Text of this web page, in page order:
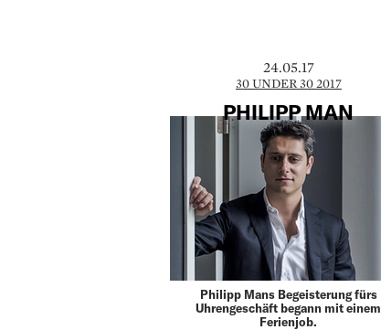
24.05.17
30 UNDER 30 2017
PHILIPP MAN
Philipp Mans Begeisterung fürs
Uhrengeschäft begann mit einem
Ferienjob.